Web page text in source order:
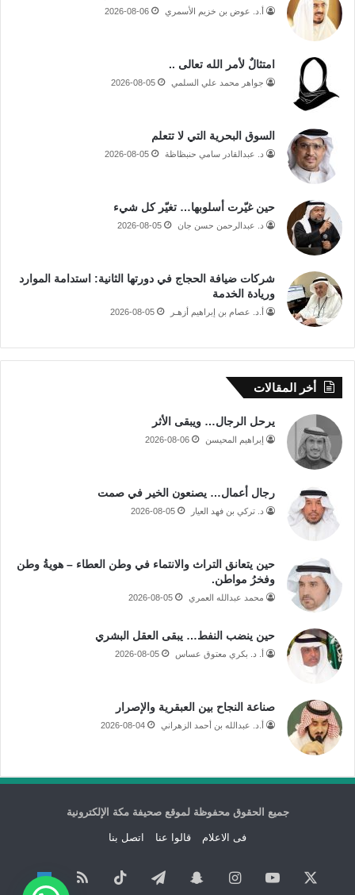
أ.د. عوض بن خزيم الأسمري 2026-08-06
امتثالٌ لأمر الله تعالى ..
جواهر محمد علي السلمي 2026-08-05
السوق البحرية التي لا تتعلم
د. عبدالقادر سامي حنبظاظة 2026-08-05
حين غيّرت أسلوبها… تغيّر كل شيء
د. عبدالرحمن حسن جان 2026-08-05
شركات ضيافة الحجاج في دورتها الثانية: استدامة الموارد
وريادة الخدمة
أ.د. عصام بن إبراهيم أزهـر 2026-08-05
أخر المقالات
يرحل الرجال… ويبقى الأثر
إبراهيم المحيسن 2026-08-06
رجال أعمال… يصنعون الخير في صمت
د. تركي بن فهد العيار 2026-08-05
حين يتعانق التراث والانتماء في وطن العطاء – هويةُ وطن
وفخرُ مواطن.
محمد عبدالله العمري 2026-08-05
حين ينضب النفط… يبقى العقل البشري
أ. د. بكري معتوق عساس 2026-08-05
صناعة النجاح بين العبقرية والإصرار
أ.د. عبدالله بن أحمد الزهراني 2026-08-04
جميع الحقوق محفوظة لموقع صحيفة مكة الإلكترونية
فى الاعلام قالوا عنا اتصل بنا
‫YouTubeانستقرامسناب تيلقرام ‫TikTok ملخص